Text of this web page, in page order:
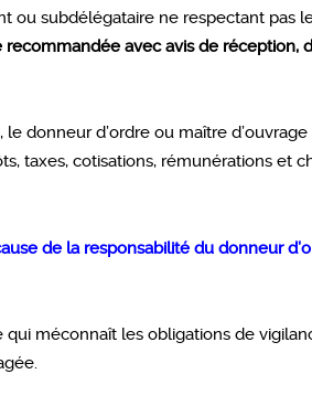
ou subdélégataire ne respectant pas
avec avis de réception,
le donneur d’ordre ou maître
taxes, cotisations, rémunérations et
de la responsabilité du donneur
qui méconnaît les obligations de